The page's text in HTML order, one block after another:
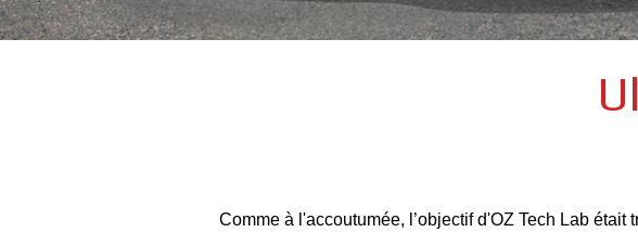
Comme à l'accoutumée, l’objectif d'OZ Tech Lab